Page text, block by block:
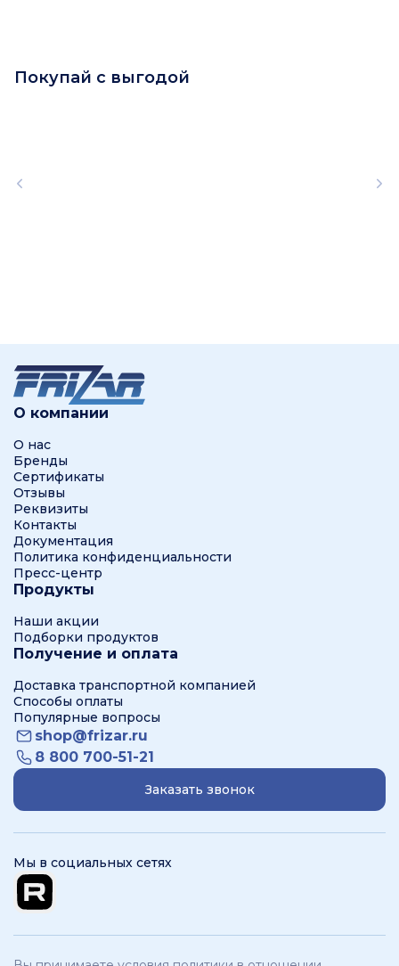
Покупай с выгодой
О компании
О нас
Бренды
Сертификаты
Отзывы
Реквизиты
Контакты
Документация
Политика конфиденциальности
Пресс-центр
Продукты
Наши акции
Подборки продуктов
Получение и оплата
Доставка транспортной компанией
Способы оплаты
Популярные вопросы
shop@frizar.ru
8 800 700-51-21
Заказать звонок
Мы в социальных сетях